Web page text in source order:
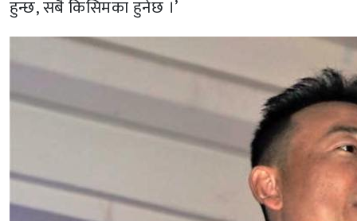
हुन्छ, सबै किसिमका हुनेछ ।’